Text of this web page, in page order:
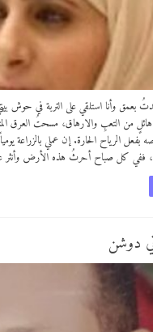
بعمق وأنا استلقي على التربة في حوش
من التعبِ والارهاق، مسحتُ العرق
بفعل الرياح الحارة. إن عملي بالزراعة
ففي كل صباح أحرثُ هذه الأرض وأنثر
دوشن